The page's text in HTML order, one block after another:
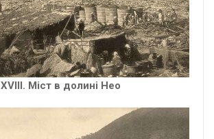
XVІІІ. Міст в долині Нео